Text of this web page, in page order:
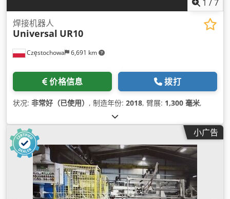
1 /7
Częstochowa 6,691 km
焊接机器人
Universal UR10
价格信息 拨打
状况: 非常好（已使用） , 制造年份: 2018, 臂展: 1,300 毫米,
小广告